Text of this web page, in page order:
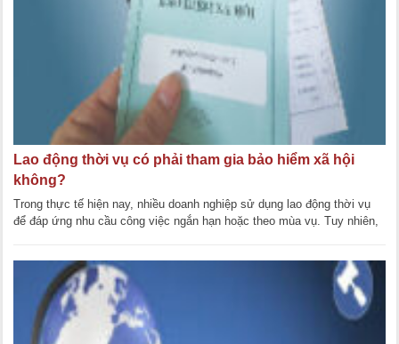
Lao động thời vụ có phải tham gia bảo hiểm xã hội
không?
Trong thực tế hiện nay, nhiều doanh nghiệp sử dụng lao động thời vụ
để đáp ứng nhu cầu công việc ngắn hạn hoặc theo mùa vụ. Tuy nhiên,